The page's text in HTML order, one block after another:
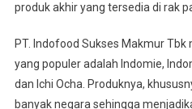
produk akhir yang tersedia di rak
PT. Indofood Sukses Makmur
yang populer adalah Indomie,
dan Ichi Ocha. Produknya,
banyak negara sehingga